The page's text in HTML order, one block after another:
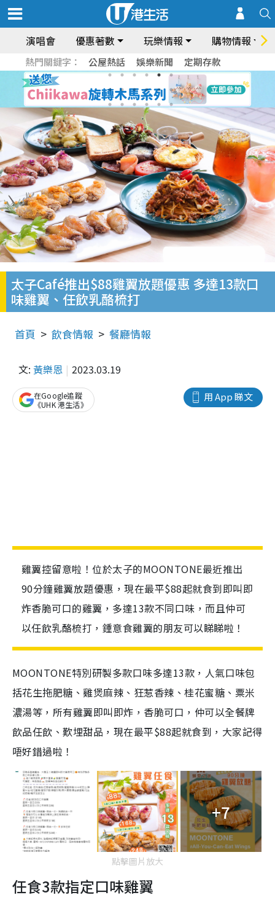
演唱會 優惠著數 玩樂情報 購物情報
熱門關鍵字： 公屋熱話 娛樂新聞 定期存款
太子Café推出$88雞翼放題優惠 多達13款口
味雞翼、任飲乳酪梳打
首頁 飲食情報 餐廳情報
文: 黃樂恩 2023.03.19
用 App 睇文
在Google追蹤
《UHK 港生活》
雞翼控留意啦！位於太子的MOONTONE最近推出
90分鐘雞翼放題優惠，現在最平$88起就食到即叫即
炸香脆可口的雞翼，多達13款不同口味，而且仲可
以任飲乳酪梳打，鍾意食雞翼的朋友可以睇睇啦！
MOONTONE特別研製多款口味多達13款，人氣口味包
括花生拖肥糖、雞煲麻辣、狂惹香辣、桂花蜜糖、粟米
濃湯等，所有雞翼即叫即炸，香脆可口，仲可以全餐牌
飲品任飲、歎埋甜品，現在最平$88起就食到，大家記得
唔好錯過啦！
+7
點擊圖片放大
任食3款指定口味雞翼